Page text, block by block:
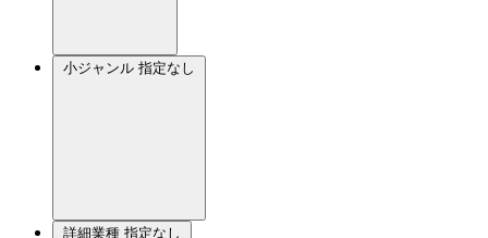
小ジャンル 指定なし
詳細業種 指定なし